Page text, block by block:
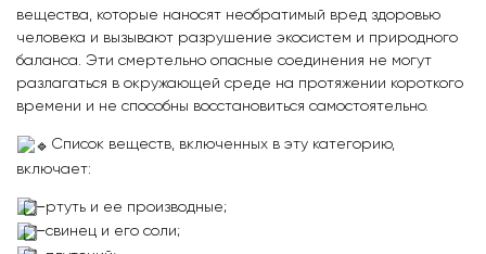
вещества, которые наносят необратимый вред здоровью
человека и вызывают разрушение экосистем и природного
баланса. Эти смертельно опасные соединения не могут
разлагаться в окружающей среде на протяжении короткого
времени и не способны восстановиться самостоятельно.
Список веществ, включенных в эту категорию,
включает:
–ртуть и ее производные;
–свинец и его соли;